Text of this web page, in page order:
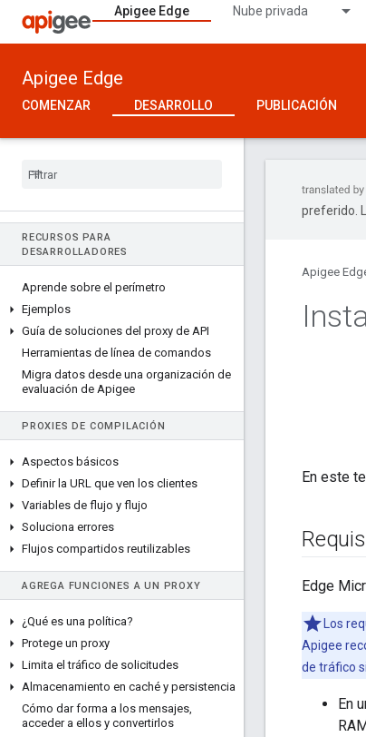
Apigee Edge Nube privada
Apigee Edge
COMENZAR DESARROLLO PUBLICACIÓN
RECURSOS PARA
DESARROLLADORES
Aprende sobre el perímetro
Ejemplos
Guía de soluciones del proxy de API
Herramientas de línea de comandos
Migra datos desde una organización de
evaluación de Apigee
PROXIES DE COMPILACIÓN
Aspectos básicos
Definir la URL que ven los clientes
Variables de flujo y flujo
Soluciona errores
Flujos compartidos reutilizables
AGREGA FUNCIONES A UN PROXY
¿Qué es una política?
Protege un proxy
Limita el tráfico de solicitudes
Almacenamiento en caché y persistencia
Cómo dar forma a los mensajes,
acceder a ellos y convertirlos
preferido.
Apigee
En este
Edge
Los
Apigee
de tráfico
En